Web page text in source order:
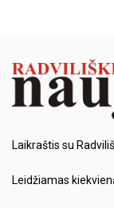
Laikraštis su
Leidžiamas